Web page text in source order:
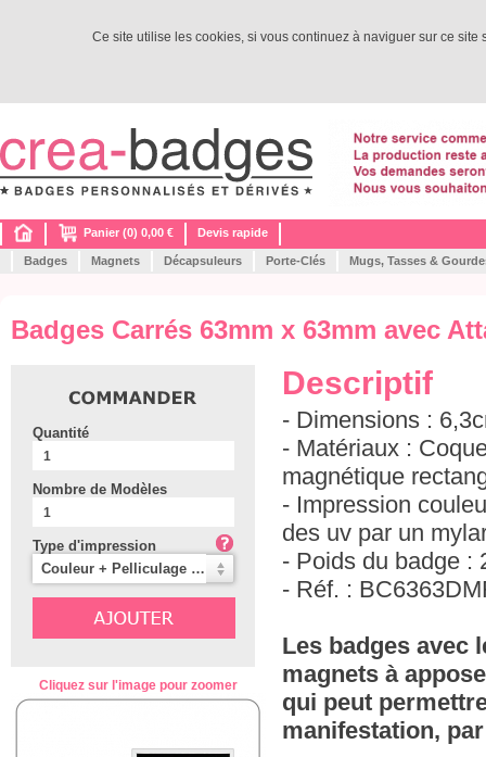
Ce site utilise les cookies, si vous continuez à naviguer sur ce
Panier (0) 0,00 € Devis rapide
Badges Magnets Décapsuleurs Porte-Clés Mugs, Tasses &
Badges Carrés 63mm x 63mm avec
Quantité
Nombre de Modèles
Type d'impression
Couleur + Pelliculage Brillant (Classique)
Cliquez sur l'image pour zoomer
Descriptif
- Dimensions :
- Matériaux :
magnétique
- Impression
des uv par un
- Poids du badge :
- Réf. :
Les badges avec
magnets à
qui peut
manifestation,